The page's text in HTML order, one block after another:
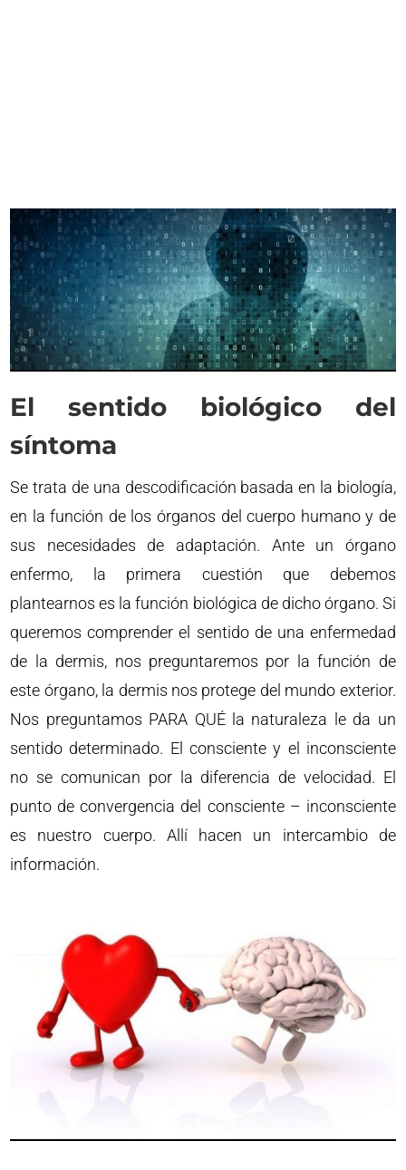
El sentido biológico del
síntoma
Se trata de una descodificación basada en la biología,
en la función de los órganos del cuerpo humano y de
sus necesidades de adaptación. Ante un órgano
enfermo, la primera cuestión que debemos
plantearnos es la función biológica de dicho órgano. Si
queremos comprender el sentido de una enfermedad
de la dermis, nos preguntaremos por la función de
este órgano, la dermis nos protege del mundo exterior.
Nos preguntamos PARA QUÉ la naturaleza le da un
sentido determinado. El consciente y el inconsciente
no se comunican por la diferencia de velocidad. El
punto de convergencia del consciente – inconsciente
es nuestro cuerpo. Allí hacen un intercambio de
información.